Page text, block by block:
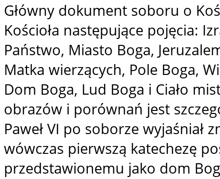
Główny dokument soboru o
Kościoła następujące pojęcia:
Państwo, Miasto Boga,
Matka wierzących, Pole Boga,
Dom Boga, Lud Boga i Ciało
obrazów i porównań jest
Paweł VI po soborze wyjaśniał
wówczas pierwszą katechezę
przedstawionemu jako dom